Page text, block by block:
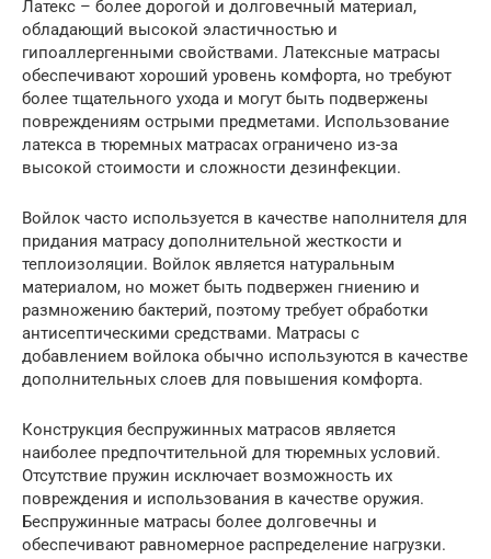
Латекс – более дорогой и долговечный материал,
обладающий высокой эластичностью и
гипоаллергенными свойствами. Латексные матрасы
обеспечивают хороший уровень комфорта, но требуют
более тщательного ухода и могут быть подвержены
повреждениям острыми предметами. Использование
латекса в тюремных матрасах ограничено из-за
высокой стоимости и сложности дезинфекции.
Войлок часто используется в качестве наполнителя для
придания матрасу дополнительной жесткости и
теплоизоляции. Войлок является натуральным
материалом, но может быть подвержен гниению и
размножению бактерий, поэтому требует обработки
антисептическими средствами. Матрасы с
добавлением войлока обычно используются в качестве
дополнительных слоев для повышения комфорта.
Конструкция беспружинных матрасов является
наиболее предпочтительной для тюремных условий.
Отсутствие пружин исключает возможность их
повреждения и использования в качестве оружия.
Беспружинные матрасы более долговечны и
обеспечивают равномерное распределение нагрузки.